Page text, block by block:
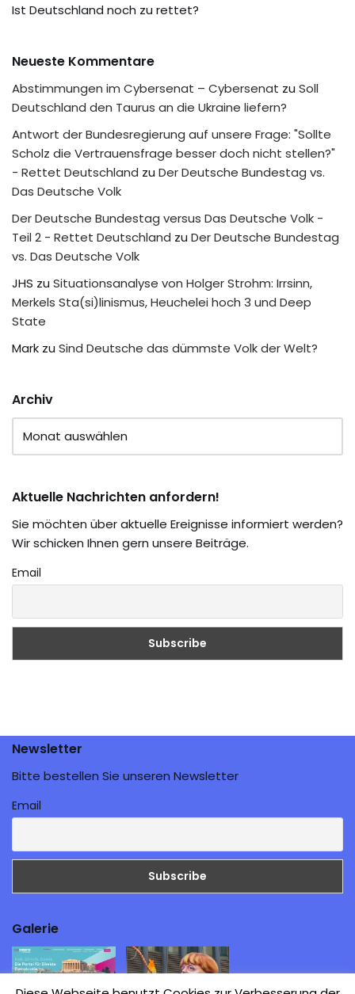
Ist Deutschland noch zu rettet?
Neueste Kommentare
Abstimmungen im Cybersenat – Cybersenat zu Soll
Deutschland den Taurus an die Ukraine liefern?
Antwort der Bundesregierung auf unsere Frage: "Sollte
Scholz die Vertrauensfrage besser doch nicht stellen?"
- Rettet Deutschland zu Der Deutsche Bundestag vs.
Das Deutsche Volk
Der Deutsche Bundestag versus Das Deutsche Volk -
Teil 2 - Rettet Deutschland zu Der Deutsche Bundestag
vs. Das Deutsche Volk
JHS zu Situationsanalyse von Holger Strohm: Irrsinn,
Merkels Sta(si)linismus, Heuchelei hoch 3 und Deep
State
Mark zu Sind Deutsche das dümmste Volk der Welt?
Archiv
Aktuelle Nachrichten anfordern!
Sie möchten über aktuelle Ereignisse informiert werden?
Wir schicken Ihnen gern unsere Beiträge.
Email
Newsletter
Bitte bestellen Sie unseren Newsletter
Email
Galerie